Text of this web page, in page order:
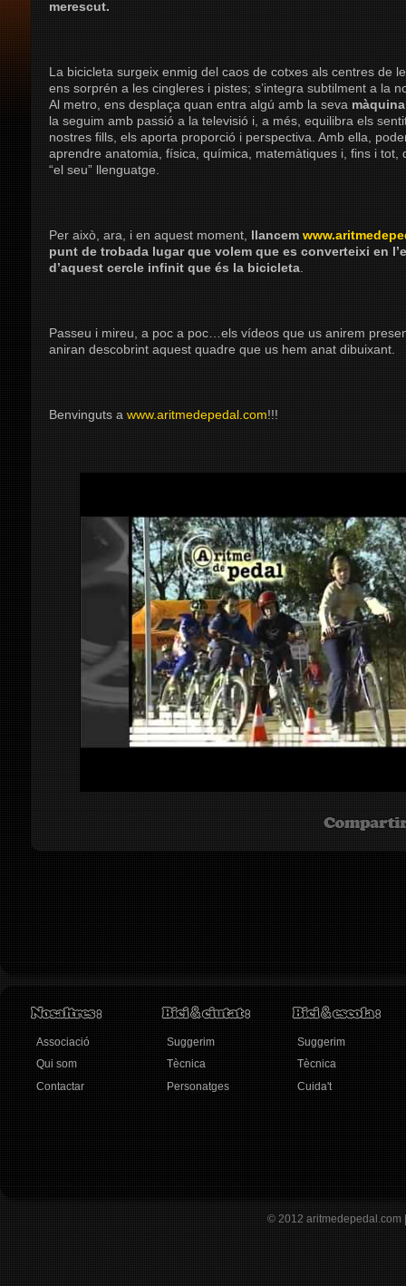
merescut.
La bicicleta surgeix enmig del caos de cotxes als centres de
ens sorprén a les cingleres i pistes; s’integra subtilment a la
Al metro, ens desplaça quan entra algú amb la seva
la seguim amb passió a la televisió i, a més, equilibra els
nostres fills, els aporta proporció i perspectiva. Amb ella,
aprendre anatomia, física, química, matemàtiques i, fins i tot,
“el seu” llenguatge.
Per això, ara, i en aquest moment, llancem
punt de trobada lugar que volem que es converteixi en
d’aquest cercle infinit que és la bicicleta.
Passeu i mireu, a poc a poc…els vídeos que us anirem
aniran descobrint aquest quadre que us hem anat dibuixant.
Benvinguts a www.aritmedepedal.com!!!
Associació
Qui som
Contactar
Suggerim
Tècnica
Personatges
Suggerim
Tècnica
Cuida't
© 2012aritmedepedal.com